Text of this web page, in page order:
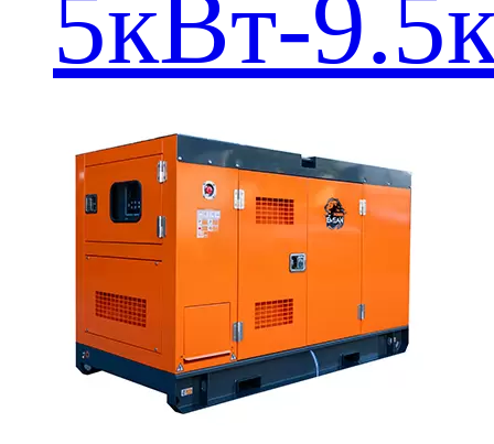
5кВт-